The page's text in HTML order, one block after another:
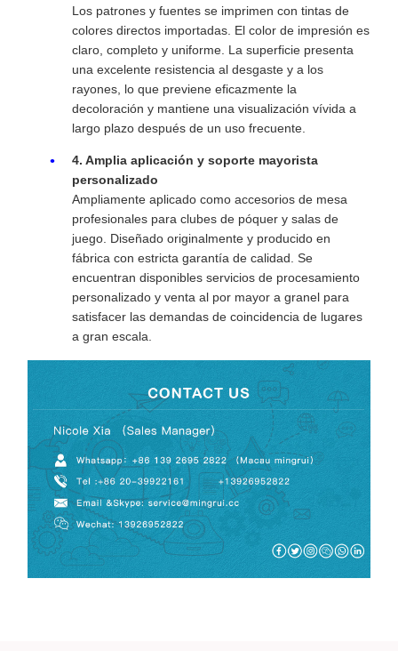
Los patrones y fuentes se imprimen con tintas de
colores directos importadas. El color de impresión es
claro, completo y uniforme. La superficie presenta
una excelente resistencia al desgaste y a los
rayones, lo que previene eficazmente la
decoloración y mantiene una visualización vívida a
largo plazo después de un uso frecuente.
4. Amplia aplicación y soporte mayorista
personalizado
Ampliamente aplicado como accesorios de mesa
profesionales para clubes de póquer y salas de
juego. Diseñado originalmente y producido en
fábrica con estricta garantía de calidad. Se
encuentran disponibles servicios de procesamiento
personalizado y venta al por mayor a granel para
satisfacer las demandas de coincidencia de lugares
a gran escala.